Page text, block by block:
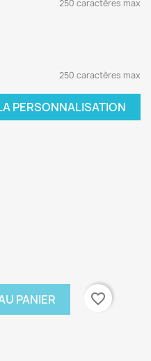
250 caractères max
250 caractères max
PERSONNALISATION
PANIER
favorite_border